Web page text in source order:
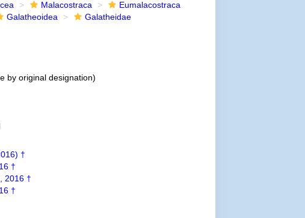
Malacostraca
Eumalacostraca
Galatheoidea
Galatheidae
by original designation)
†
†
2016 †
†